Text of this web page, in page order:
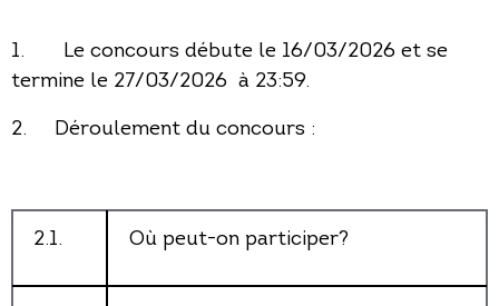
1. Le concours débute le 16/03/2026 et se
termine le 27/03/2026 à 23:59.
2. Déroulement du concours :
2.1. Où peut-on participer?